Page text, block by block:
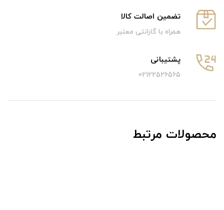
تضمین اصالت کالا
همراه با گارانتی معتبر
پشتیبانی
02122526565
محصولات مرتبط